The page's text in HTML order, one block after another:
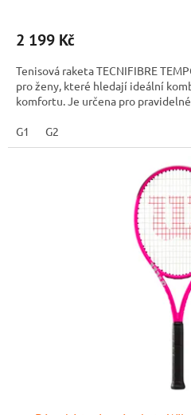
2 199 Kč
Tenisová raketa TECNIFIBRE
pro ženy, které hledají ideální
komfortu. Je určena pro
G1 G2